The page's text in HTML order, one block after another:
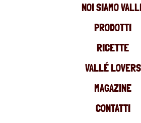
NOI SIAMO
PRODOTTI
RICETTE
VALLÉ LOVERS
MAGAZINE
CONTATTI